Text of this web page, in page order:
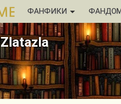
ФАНФИКИ
Zlatazla